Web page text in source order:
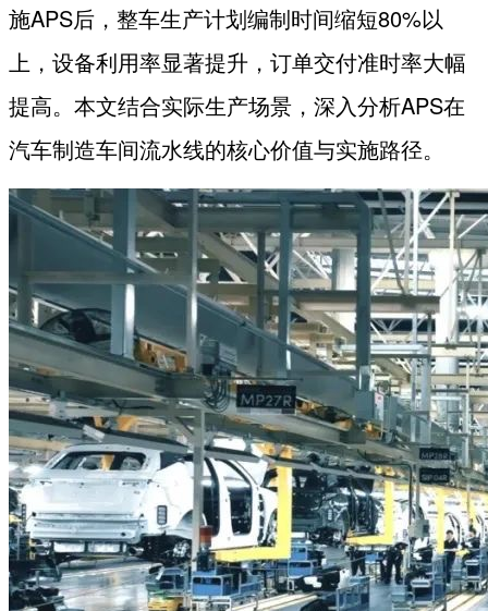
施APS后，整车生产计划编制时间缩短80%以
上，设备利用率显著提升，订单交付准时率大幅
提高。本文结合实际生产场景，深入分析APS在
汽车制造车间流水线的核心价值与实施路径。